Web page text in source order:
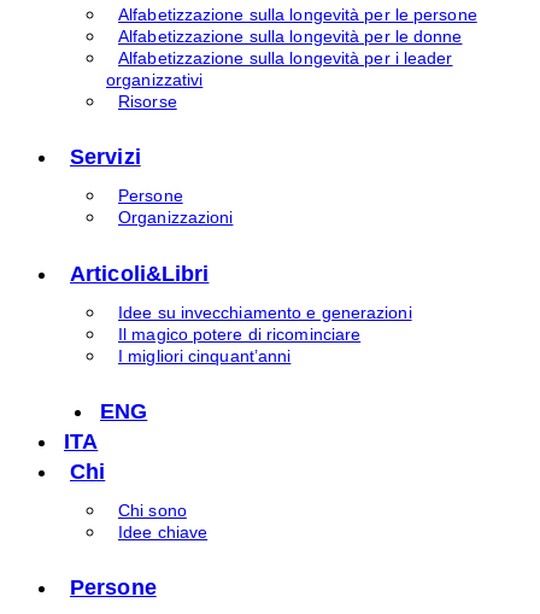
Alfabetizzazione sulla longevità per le persone
Alfabetizzazione sulla longevità per le donne
Alfabetizzazione sulla longevità per i leader
organizzativi
Risorse
Servizi
Persone
Organizzazioni
Articoli&Libri
Idee su invecchiamento e generazioni
Il magico potere di ricominciare
I migliori cinquant’anni
ENG
ITA
Chi
Chi sono
Idee chiave
Persone